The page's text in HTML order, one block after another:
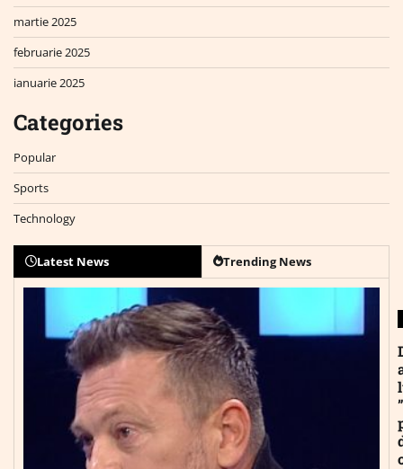
martie 2025
februarie 2025
ianuarie 2025
Categories
Popular
Sports
Technology
Latest News Trending News